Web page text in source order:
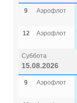
9 Аэрофлот
12 Аэрофлот
Суббота
15.08.2026
9 Аэрофлот